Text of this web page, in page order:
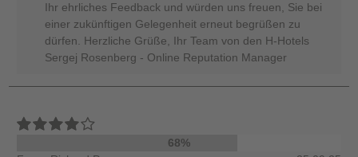
Ihr ehrliches Feedback und würden uns freuen, Sie bei
einer zukünftigen Gelegenheit erneut begrüßen zu
dürfen. Herzliche Grüße, Ihr Team von den H-Hotels
Sergej Rosenberg - Online Reputation Manager
68%